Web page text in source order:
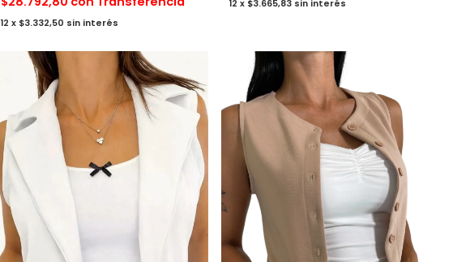
12 x $3.332,50 sin interés
12 x $3.665,83 sin interés